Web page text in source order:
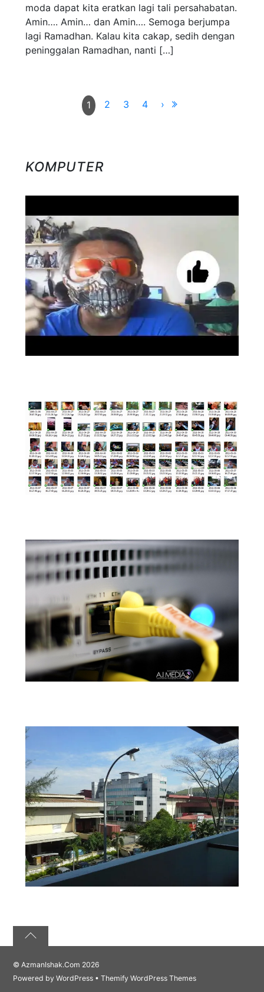
moda dapat kita eratkan lagi tali persahabatan.
Amin…. Amin… dan Amin…. Semoga berjumpa
lagi Ramadhan. Kalau kita cakap, sedih dengan
peninggalan Ramadhan, nanti […]
1 2 3 4 ›
KOMPUTER
©AzmanIshak.Com 2026
Powered byWordPress •Themify WordPress Themes